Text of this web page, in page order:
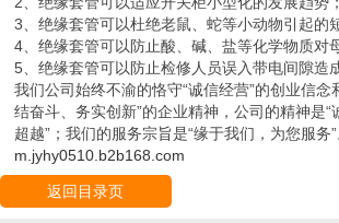
3、绝缘套管可以杜绝老鼠、蛇等小动物引起的
4、绝缘套管可以防止酸、碱、盐等化学物质对
5、绝缘套管可以防止检修人员误入带电间隙造
我们公司始终不渝的恪守“诚信经营”的创业信念
结奋斗、务实创新”的企业精神，公司的精神是“
超越”；我们的服务宗旨是“缘于我们，为您服务”
m.jyhy0510.b2b168.com
返回目录页